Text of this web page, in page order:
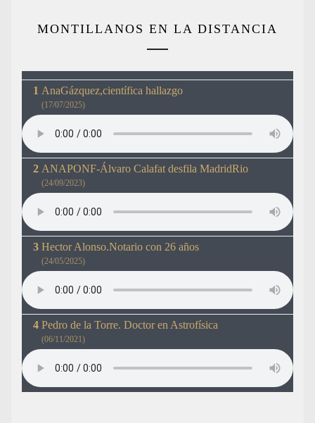
MONTILLANOS EN LA DISTANCIA
AnaGázquez,científica hallazgo
(17/07/2025)
ANAPONF-Álvaro Calafat desfila MadridRio
(24/09/2023)
Hector Alonso.Notario con 26 años
(24/05/2025)
Pedro de la Torre. Doctor en Astrofísica
(06/11/2021)